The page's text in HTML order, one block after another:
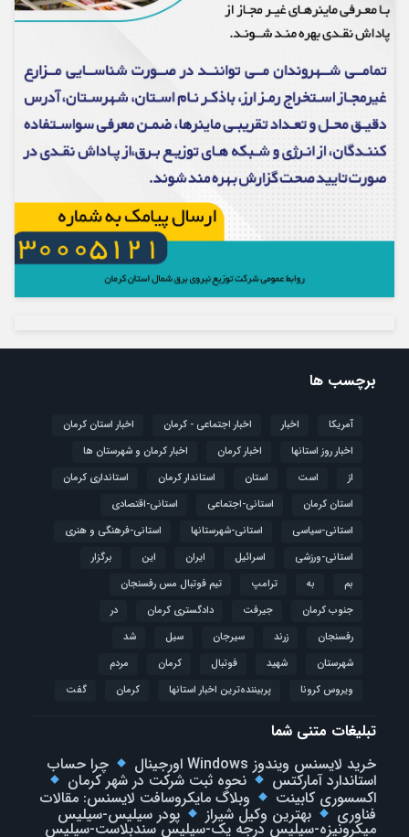
برچسب ها
آمریکا اخبار اخبار اجتماعی - کرمان
اخبار استان کرمان
اخبار روز استانها
اخبار کرمان
اخبار کرمان و شهرستان ها
از
است استان استاندار کرمان
استانداری کرمان
استان کرمان
استانی-اجتماعی
استانی-اقتصادی
استانی-سیاسی
استانی-شهرستانها
استانی-فرهنگی و هنری
استانی-ورزشی
اسرائیل ایران این
برگزار
بم
به ترامپ
تیم فوتبال مس رفسنجان
جنوب کرمان
جیرفت دادگستری کرمان
در
رفسنجان
زرند سیرجان سیل
شد
شهرستان
شهید فوتبال كرمان
مردم
ویروس کرونا
پربیننده‌ترین اخبار استانها کرمان گفت
تبلیغات متنی شما
خرید لایسنس ویندوز Windows اورجینال
چرا حساب
استاندارد آمارکتس نحوه ثبت شرکت در شهر کرمان
اکسسوری کابینت وبلاگ مایکروسافت لایسنس: مقالات
فناوری بهترین وکیل شیراز پودر سیلیس-سیلیس
میکرونیزه-سیلیس درجه یک-سیلیس سندبلاست-سیلیس